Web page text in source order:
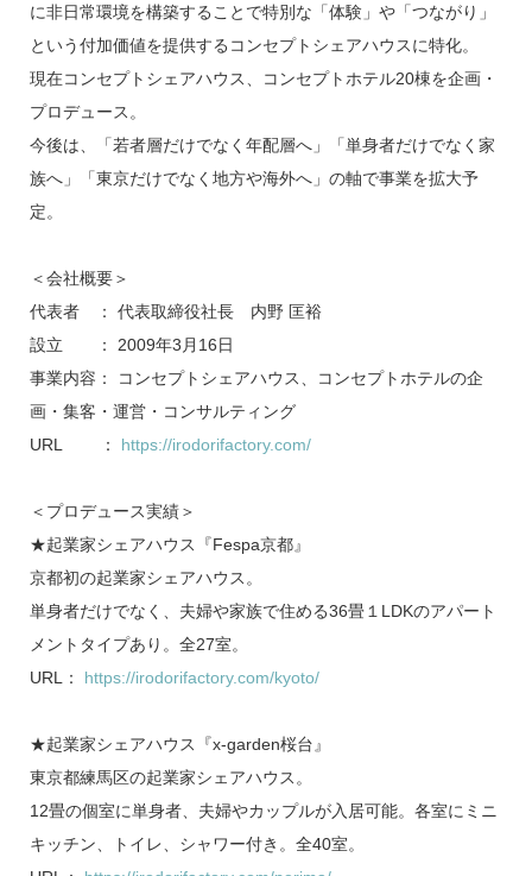
に非日常環境を構築することで特別な「体験」や「つながり」
という付加価値を提供するコンセプトシェアハウスに特化。
現在コンセプトシェアハウス、コンセプトホテル20棟を企画・
プロデュース。
今後は、「若者層だけでなく年配層へ」「単身者だけでなく家
族へ」「東京だけでなく地方や海外へ」の軸で事業を拡大予
定。
＜会社概要＞
代表者 ： 代表取締役社長 内野 匡裕
設立 ： 2009年3月16日
事業内容： コンセプトシェアハウス、コンセプトホテルの企
画・集客・運営・コンサルティング
URL ： https://irodorifactory.com/
＜プロデュース実績＞
★起業家シェアハウス『Fespa京都』
京都初の起業家シェアハウス。
単身者だけでなく、夫婦や家族で住める36畳１LDKのアパート
メントタイプあり。全27室。
URL： https://irodorifactory.com/kyoto/
★起業家シェアハウス『x-garden桜台』
東京都練馬区の起業家シェアハウス。
12畳の個室に単身者、夫婦やカップルが入居可能。各室にミニ
キッチン、トイレ、シャワー付き。全40室。